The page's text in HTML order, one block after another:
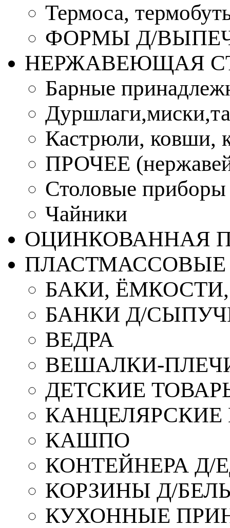
Термоса,
ФОРМЫ Д/
НЕРЖАВЕЮЩАЯ
Барные
Кастрюли, ковши,
ПРОЧЕЕ
Столовые приборы
Чайники
ОЦИНКОВАННАЯ
ПЛАСТМАССОВЫЕ
БАКИ,
БАНКИ Д/
ВЕДРА
ВЕШАЛКИ-
ДЕТСКИЕ
КАШПО
КОНТЕЙНЕРА Д/
КОРЗИНЫ Д/
КУХОННЫЕ